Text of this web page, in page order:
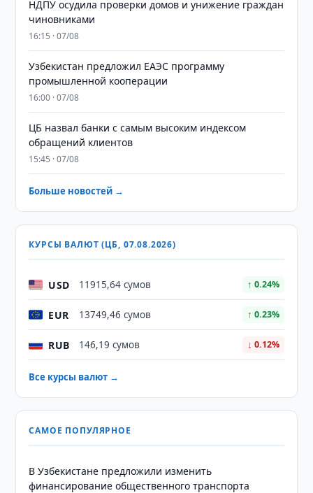
НДПУ осудила проверки домов и унижение граждан
чиновниками
16:15 · 07/08
Узбекистан предложил ЕАЭС программу
промышленной кооперации
16:00 · 07/08
ЦБ назвал банки с самым высоким индексом
обращений клиентов
15:45 · 07/08
Больше новостей →
КУРСЫ ВАЛЮТ (ЦБ, 07.08.2026)
USD 11915,64 сумов ↑ 0.24%
EUR 13749,46 сумов ↑ 0.23%
RUB 146,19 сумов ↓ 0.12%
Все курсы валют →
САМОЕ ПОПУЛЯРНОЕ
В Узбекистане предложили изменить
финансирование общественного транспорта